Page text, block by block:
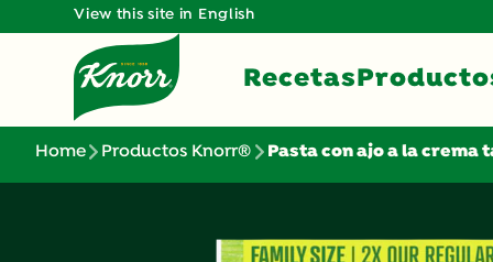
View this site in English
Recetas
Home Productos Knorr® Pasta con ajo a la crema